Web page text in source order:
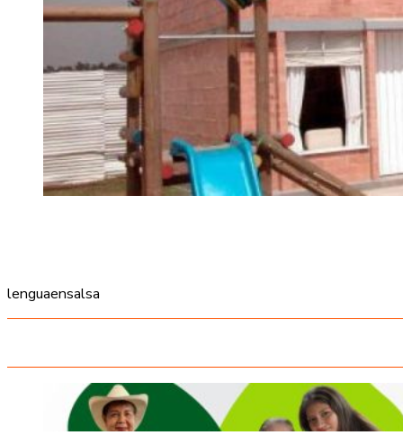
lenguaensalsa